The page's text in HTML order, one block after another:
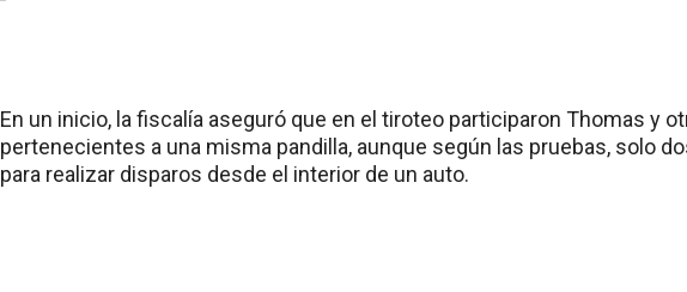
En un inicio, la fiscalía aseguró que en el tiroteo participaron Thomas y
pertenecientes a una misma pandilla, aunque según las pruebas, solo
para realizar disparos desde el interior de un auto.